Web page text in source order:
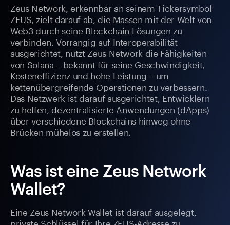
Zeus Network, erkennbar an seinem Tickersymbol
ZEUS, zielt darauf ab, die Massen mit der Welt von
Web3 durch seine Blockchain-Lösungen zu
verbinden. Vorrangig auf Interoperabilität
ausgerichtet, nutzt Zeus Network die Fähigkeiten
von Solana – bekannt für seine Geschwindigkeit,
Kosteneffizienz und hohe Leistung – um
kettenübergreifende Operationen zu verbessern.
Das Netzwerk ist darauf ausgerichtet, Entwicklern
zu helfen, dezentralisierte Anwendungen (dApps)
über verschiedene Blockchains hinweg ohne
Brücken mühelos zu erstellen.
Was ist eine Zeus Network
Wallet?
Eine Zeus Network Wallet ist darauf ausgelegt,